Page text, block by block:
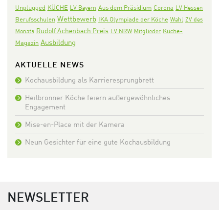
Unplugged KÜCHE LV Bayern Aus dem Präsidium Corona LV Hessen
Berufsschulen Wettbewerb IKA Olympiade der Köche Wahl ZV des
Monats Rudolf Achenbach Preis LV NRW Mitglieder Küche-
Magazin Ausbildung
AKTUELLE NEWS
Kochausbildung als Karrieresprungbrett
Heilbronner Köche feiern außergewöhnliches
Engagement
Mise-en-Place mit der Kamera
Neun Gesichter für eine gute Kochausbildung
NEWSLETTER